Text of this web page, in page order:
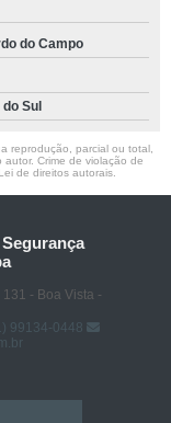
do Campo
Sul
reprodução, parcial ou total,
Crime de violação de
de direitos autorais
- Boa Vista -
99134-0448